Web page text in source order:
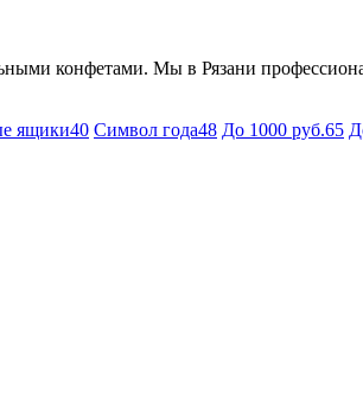
конфетами. Мы в Рязани
ящики40 Символ года48 До 1000 руб.65